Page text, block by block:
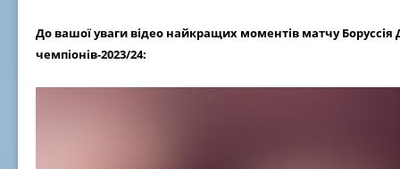
До вашої уваги відео найкращих моментів матчу
чемпіонів-2023/24: